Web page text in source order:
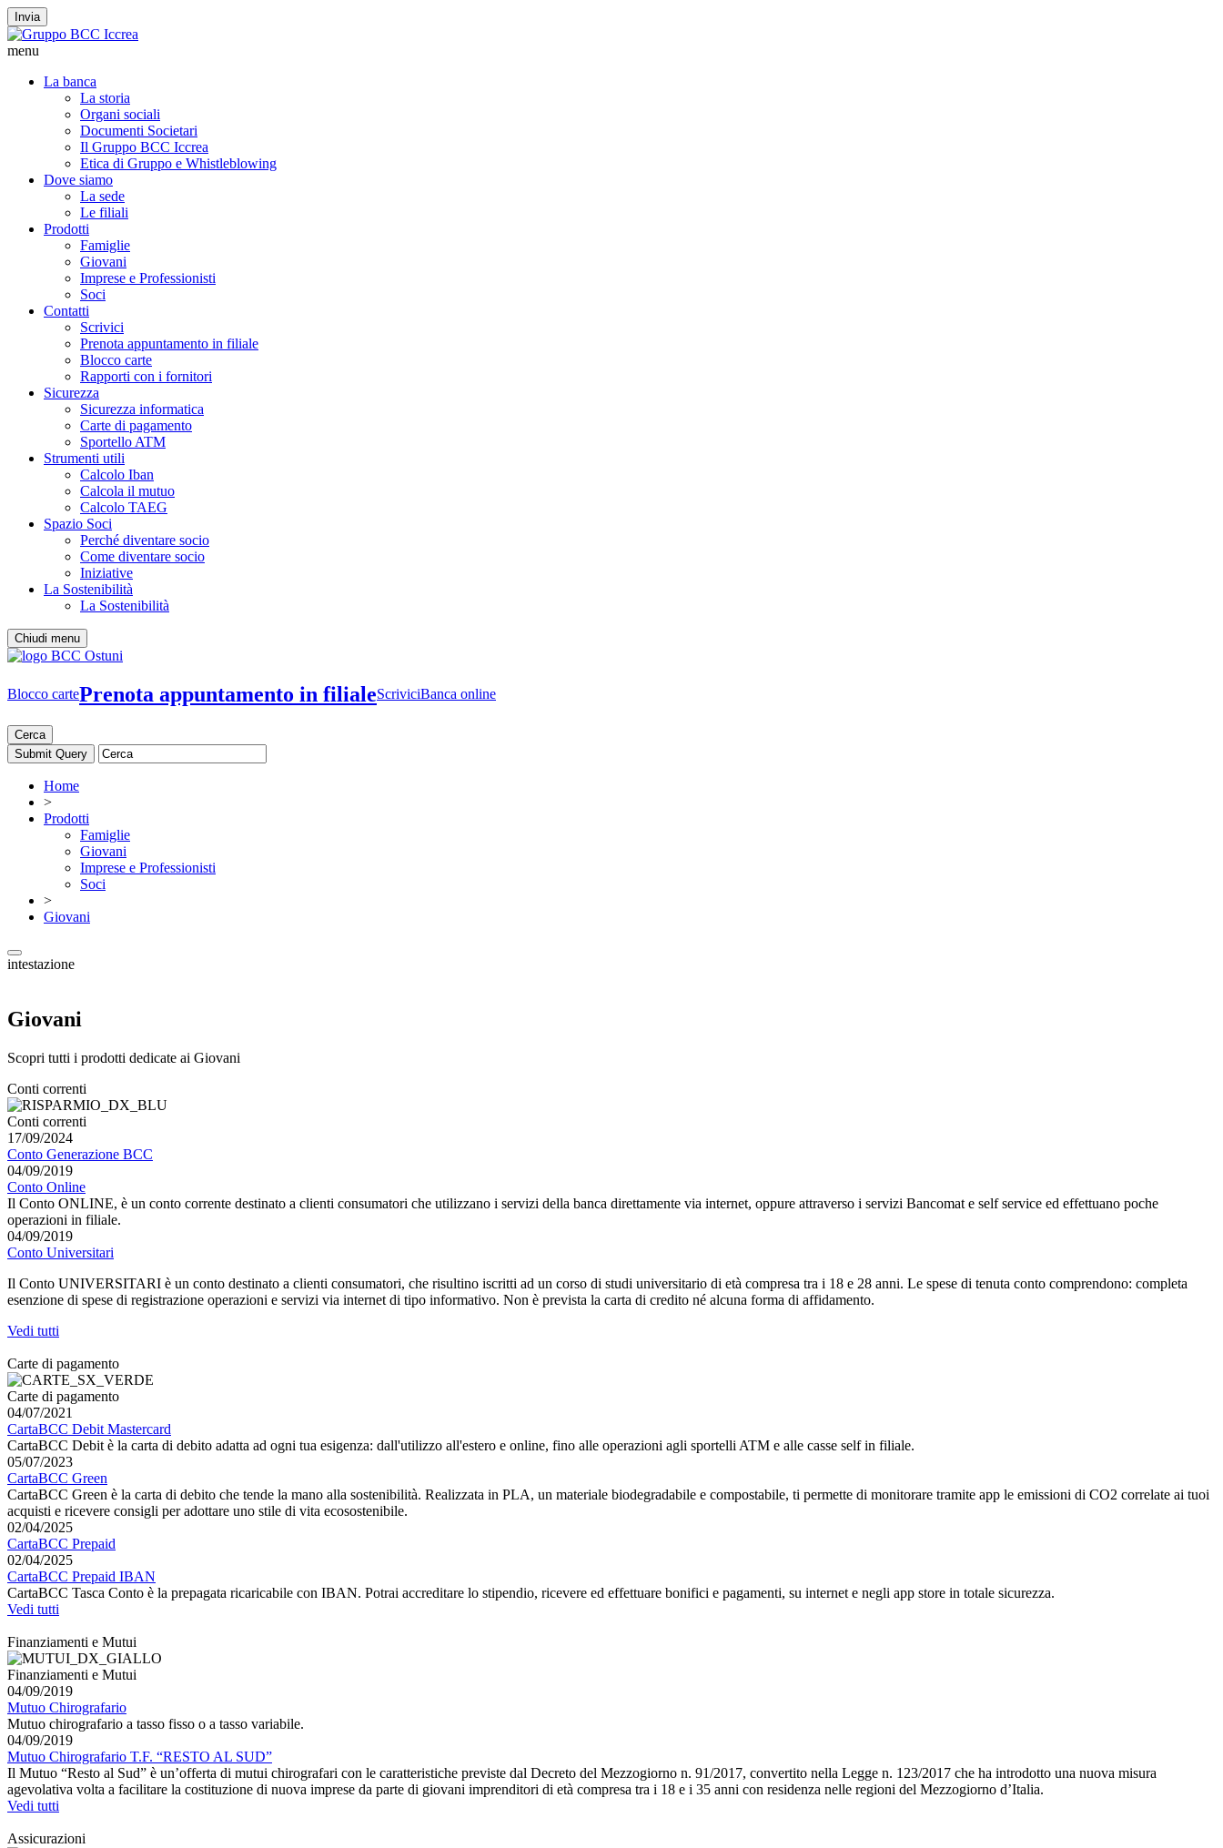
Invia
menu
La banca
La storia
Organi sociali
Documenti Societari
Il Gruppo BCC Iccrea
Etica di Gruppo e Whistleblowing
Dove siamo
La sede
Le filiali
Prodotti
Famiglie
Giovani
Imprese e Professionisti
Soci
Contatti
Scrivici
Prenota appuntamento in filiale
Blocco carte
Rapporti con i fornitori
Sicurezza
Sicurezza informatica
Carte di pagamento
Sportello ATM
Strumenti utili
Calcolo Iban
Calcola il mutuo
Calcolo TAEG
Spazio Soci
Perché diventare socio
Come diventare socio
Iniziative
La Sostenibilità
La Sostenibilità
Chiudi menu
Blocco cartePrenota appuntamento in filialeScriviciBanca online
Cerca
Home
>
Prodotti
Famiglie
Giovani
Imprese e Professionisti
Soci
>
Giovani
intestazione
Giovani
Scopri tutti i prodotti dedicate ai Giovani
Conti correnti
Conti correnti
17/09/2024
Conto Generazione BCC
04/09/2019
Conto Online
Il Conto ONLINE, è un conto corrente destinato a clienti consumatori che utilizzano i servizi della banca direttamente via internet, oppure attraverso i servizi Bancomat e self service ed effettuano poche
operazioni in filiale.
04/09/2019
Conto Universitari
Il Conto UNIVERSITARI è un conto destinato a clienti consumatori, che risultino iscritti ad un corso di studi universitario di età compresa tra i 18 e 28 anni. Le spese di tenuta conto comprendono: completa
esenzione di spese di registrazione operazioni e servizi via internet di tipo informativo. Non è prevista la carta di credito né alcuna forma di affidamento.
Vedi tutti
Carte di pagamento
Carte di pagamento
04/07/2021
CartaBCC Debit Mastercard
CartaBCC Debit è la carta di debito adatta ad ogni tua esigenza: dall'utilizzo all'estero e online, fino alle operazioni agli sportelli ATM e alle casse self in filiale.
05/07/2023
CartaBCC Green
CartaBCC Green è la carta di debito che tende la mano alla sostenibilità. Realizzata in PLA, un materiale biodegradabile e compostabile, ti permette di monitorare tramite app le emissioni di CO2 correlate ai tuoi
acquisti e ricevere consigli per adottare uno stile di vita ecosostenibile.
02/04/2025
CartaBCC Prepaid
02/04/2025
CartaBCC Prepaid IBAN
CartaBCC Tasca Conto è la prepagata ricaricabile con IBAN. Potrai accreditare lo stipendio, ricevere ed effettuare bonifici e pagamenti, su internet e negli app store in totale sicurezza.
Vedi tutti
Finanziamenti e Mutui
Finanziamenti e Mutui
04/09/2019
Mutuo Chirografario
Mutuo chirografario a tasso fisso o a tasso variabile.
04/09/2019
Mutuo Chirografario T.F. “RESTO AL SUD”
Il Mutuo “Resto al Sud” è un’offerta di mutui chirografari con le caratteristiche previste dal Decreto del Mezzogiorno n. 91/2017, convertito nella Legge n. 123/2017 che ha introdotto una nuova misura
agevolativa volta a facilitare la costituzione di nuova imprese da parte di giovani imprenditori di età compresa tra i 18 e i 35 anni con residenza nelle regioni del Mezzogiorno d’Italia.
Vedi tutti
Assicurazioni